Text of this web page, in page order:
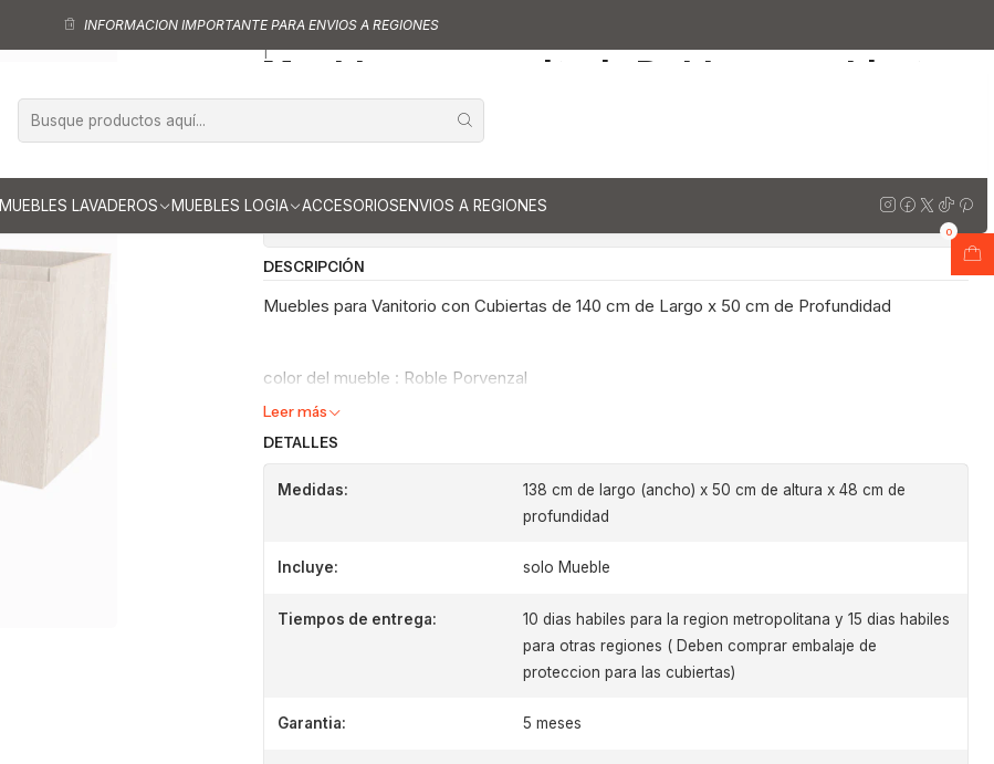
MUEBLES LAVADEROS MUEBLES LOGIA ACCESORIOSENVIOS A REGIONES
0
INFORMACION IMPORTANTE PARA ENVIOS A REGIONES
Muebles para vanitorio Doble con cubiertas de 140 cm de largo x 50 cm de profundidad
|
Muebles para vanitorio Doble con cubiertas
de 140 cm de largo x 50 cm de profundidad
DESCRIPCIÓN
Muebles para Vanitorio con Cubiertas de 140 cm de Largo x 50 cm de Profundidad
color del mueble : Roble Porvenzal
Leer más
DETALLES
Medidas:
138 cm de largo (ancho) x 50 cm de altura x 48 cm de
profundidad
Incluye: solo Mueble
Tiempos de entrega:
10 dias habiles para la region metropolitana y 15 dias habiles
para otras regiones ( Deben comprar embalaje de
proteccion para las cubiertas)
Garantia: 5 meses